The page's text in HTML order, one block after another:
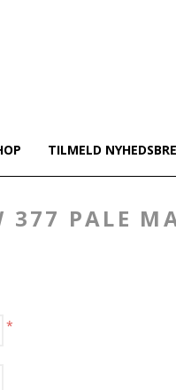
TILMELD
377 PALE
*